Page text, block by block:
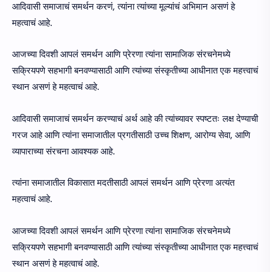
आदिवासी समाजाचं समर्थन करणं, त्यांना त्यांच्या मूल्यांचं अभिमान असणं हे
महत्वाचं आहे.
आजच्या दिवशी आपलं समर्थन आणि प्रेरणा त्यांना सामाजिक संरचनेमध्ये
सक्रियपणे सहभागी बनवण्यासाठी आणि त्यांच्या संस्कृतीच्या आधीनात एक महत्त्वाचं
स्थान असणं हे महत्वाचं आहे.
आदिवासी समाजाचं समर्थन करण्याचं अर्थ आहे की त्यांच्यावर स्पष्टतः लक्ष देण्याची
गरज आहे आणि त्यांना समाजातील प्रगतीसाठी उच्च शिक्षण, आरोग्य सेवा, आणि
व्यापाराच्या संरचना आवश्यक आहे.
त्यांना समाजातील विकासात मदतीसाठी आपलं समर्थन आणि प्रेरणा अत्यंत
महत्वाचं आहे.
आजच्या दिवशी आपलं समर्थन आणि प्रेरणा त्यांना सामाजिक संरचनेमध्ये
सक्रियपणे सहभागी बनवण्यासाठी आणि त्यांच्या संस्कृतीच्या आधीनात एक महत्त्वाचं
स्थान असणं हे महत्वाचं आहे.